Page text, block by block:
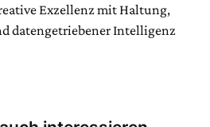
Exzellenz mit Haltung,
datengetriebener Intelligenz